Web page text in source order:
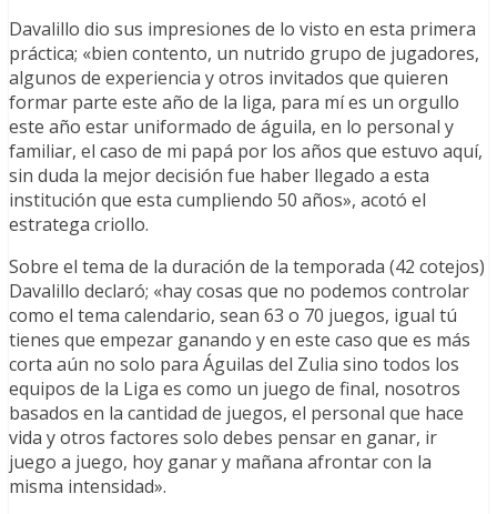
Davalillo dio sus impresiones de lo visto en esta primera
práctica; «bien contento, un nutrido grupo de jugadores,
algunos de experiencia y otros invitados que quieren
formar parte este año de la liga, para mí es un orgullo
este año estar uniformado de águila, en lo personal y
familiar, el caso de mi papá por los años que estuvo aquí,
sin duda la mejor decisión fue haber llegado a esta
institución que esta cumpliendo 50 años», acotó el
estratega criollo.
Sobre el tema de la duración de la temporada (42 cotejos)
Davalillo declaró; «hay cosas que no podemos controlar
como el tema calendario, sean 63 o 70 juegos, igual tú
tienes que empezar ganando y en este caso que es más
corta aún no solo para Águilas del Zulia sino todos los
equipos de la Liga es como un juego de final, nosotros
basados en la cantidad de juegos, el personal que hace
vida y otros factores solo debes pensar en ganar, ir
juego a juego, hoy ganar y mañana afrontar con la
misma intensidad».